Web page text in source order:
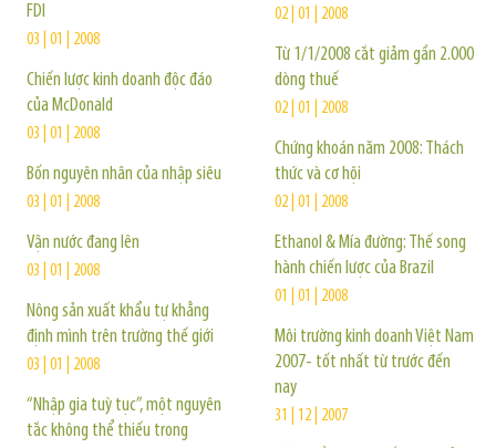
FDI
03 | 01 | 2008
Chiến lược kinh doanh độc đáo
của McDonald
03 | 01 | 2008
Bốn nguyên nhân của nhập siêu
03 | 01 | 2008
Vận nước đang lên
03 | 01 | 2008
Nông sản xuất khẩu tự khẳng
định mình trên trường thế giới
03 | 01 | 2008
“Nhập gia tuỳ tục”, một nguyên
tắc không thể thiếu trong
02 | 01 | 2008
Từ 1/1/2008 cắt giảm gần 2.000
dòng thuế
02 | 01 | 2008
Chứng khoán năm 2008: Thách
thức và cơ hội
02 | 01 | 2008
Ethanol & Mía đường: Thế song
hành chiến lược của Brazil
01 | 01 | 2008
Môi trường kinh doanh Việt Nam
2007- tốt nhất từ trước đến
nay
31 | 12 | 2007